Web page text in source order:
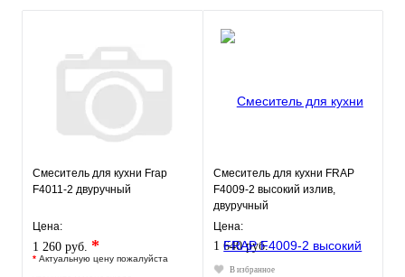
Смеситель для кухни Frap
F4011-2 двуручный
Цена:
1 260 руб. *
* Актуальную цену пожалуйста
Смеситель для кухни FRAP
F4009-2 высокий излив,
двуручный
Цена:
1 640 руб.
В избранное